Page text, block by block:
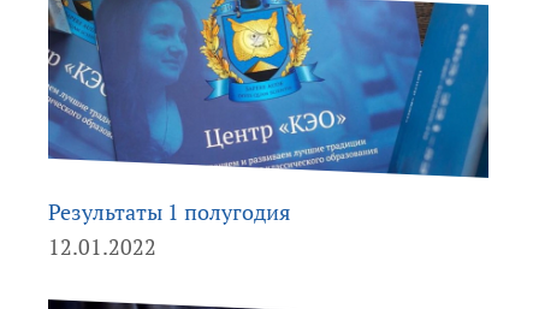
Результаты 1 полугодия
12.01.2022